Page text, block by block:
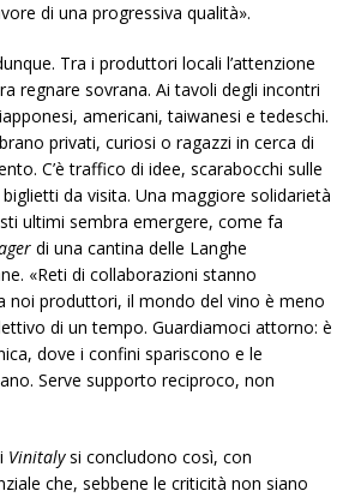
di una progressiva qualità».
Tra i produttori locali l’attenzione
regnare sovrana. Ai tavoli degli incontri
americani, taiwanesi e tedeschi.
privati, curiosi o ragazzi in cerca di
C’è traffico di idee, scarabocchi sulle
da visita. Una maggiore solidarietà
ultimi sembra emergere, come fa
di una cantina delle Langhe
«Reti di collaborazioni stanno
noi produttori, il mondo del vino è meno
di un tempo. Guardiamoci attorno: è
dove i confini spariscono e le
Serve supporto reciproco, non
Vinitalysi concludono così, con
che, sebbene le criticità non siano